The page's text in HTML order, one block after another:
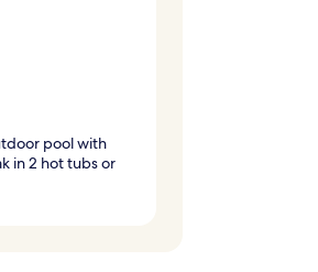
pool with
in 2 hot tubs or